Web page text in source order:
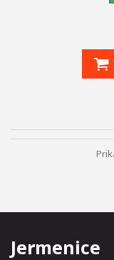
Jermenice